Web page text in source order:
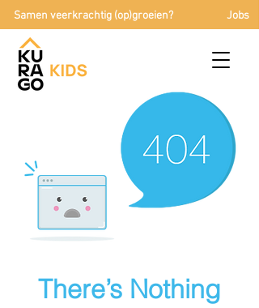
Samen veerkrachtig (op)groeien? Jobs
There’s Nothing